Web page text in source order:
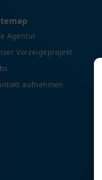
Agentur
Vorzeigeprojekt
aufnehmen